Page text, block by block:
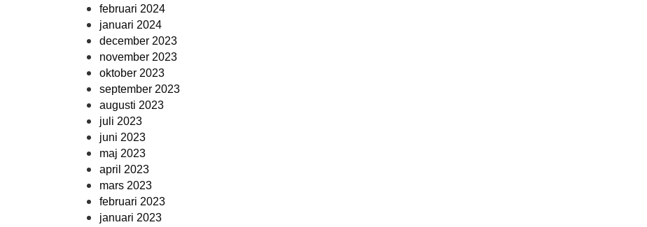
februari 2024
januari 2024
december 2023
november 2023
oktober 2023
september 2023
augusti 2023
juli 2023
juni 2023
maj 2023
april 2023
mars 2023
februari 2023
januari 2023